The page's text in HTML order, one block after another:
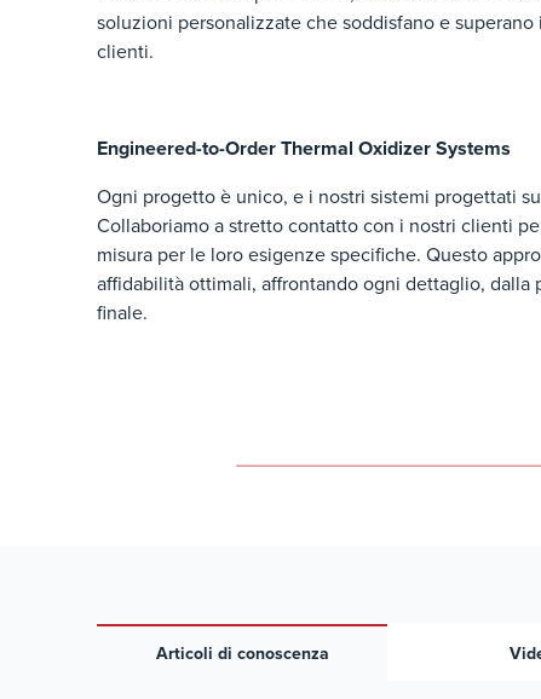
soluzioni personalizzate che soddisfano e
clienti.
Engineered-to-Order Thermal Oxidizer Systems
Ogni progetto è unico, e i nostri sistemi progettati
Collaboriamo a stretto contatto con i nostri clienti
misura per le loro esigenze specifiche. Questo
affidabilità ottimali, affrontando ogni dettaglio,
finale.
Articoli di conoscenza